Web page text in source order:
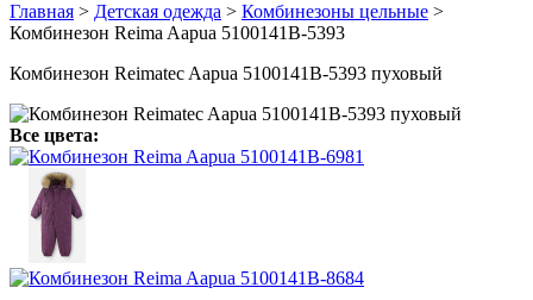
Главная > Детская одежда > Комбинезоны цельные >
Комбинезон Reima Aapua 5100141B-5393
Комбинезон Reimatec Aapua 5100141B-5393 пуховый
Все цвета: